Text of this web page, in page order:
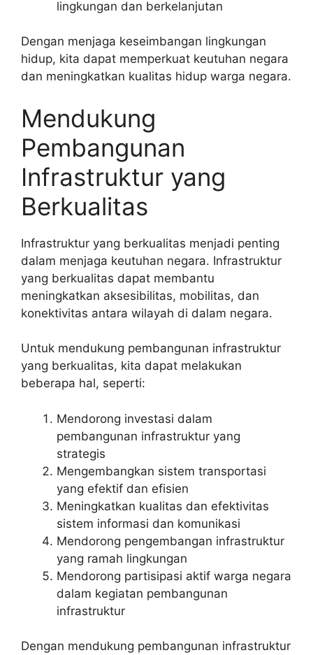
lingkungan dan berkelanjutan
Dengan menjaga keseimbangan lingkungan
hidup, kita dapat memperkuat keutuhan negara
dan meningkatkan kualitas hidup warga negara.
Mendukung
Pembangunan
Infrastruktur yang
Berkualitas
Infrastruktur yang berkualitas menjadi penting
dalam menjaga keutuhan negara. Infrastruktur
yang berkualitas dapat membantu
meningkatkan aksesibilitas, mobilitas, dan
konektivitas antara wilayah di dalam negara.
Untuk mendukung pembangunan infrastruktur
yang berkualitas, kita dapat melakukan
beberapa hal, seperti:
Mendorong investasi dalam
pembangunan infrastruktur yang
strategis
Mengembangkan sistem transportasi
yang efektif dan efisien
Meningkatkan kualitas dan efektivitas
sistem informasi dan komunikasi
Mendorong pengembangan infrastruktur
yang ramah lingkungan
Mendorong partisipasi aktif warga negara
dalam kegiatan pembangunan
infrastruktur
Dengan mendukung pembangunan infrastruktur